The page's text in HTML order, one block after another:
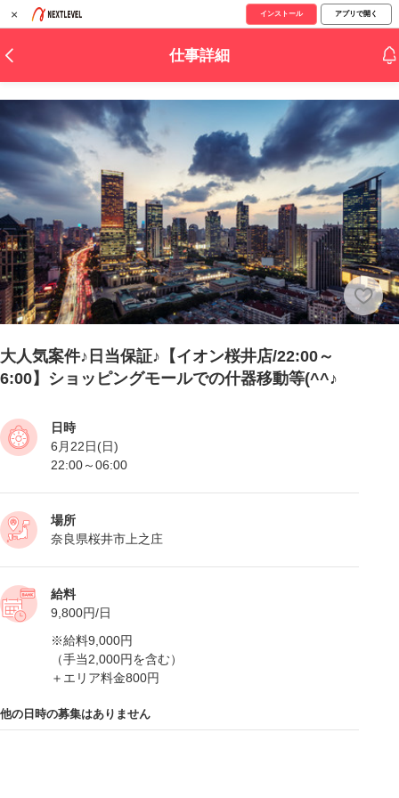
× インストール アプリで開く
仕事詳細
大人気案件♪日当保証♪【イオン桜井店/22:00～
6:00】ショッピングモールでの什器移動等(^^♪
日時
6月22日(日)
22:00～06:00
場所
奈良県桜井市上之庄
給料
9,800円/日
※給料9,000円
（手当2,000円を含む）
＋エリア料金800円
他の日時の募集はありません